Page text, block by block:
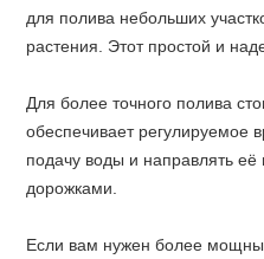
для полива небольших
растения. Этот простой и
Для более точного полива
обеспечивает регулируемое
подачу воды и направлять
дорожками.
Если вам нужен более